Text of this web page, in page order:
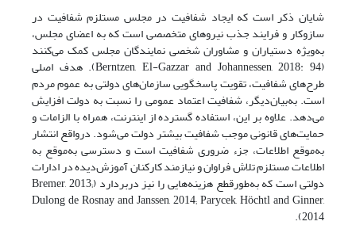
شایان‌ ذکر است که ایجاد شفافیت در مجلس مستلزم شفافیت در
سازوکار و فرایند جذب نیروهای متخصصی است که به اعضای مجلس،
به‌ویژه دستیاران و مشاوران شخصی نمایندگان مجلس کمک می‌کنند
(Berntzen, El-Gazzar and Johannessen, 2018: 94). هدف اصلی
طرح‌های شفافیت، تقویت پاسخگویی سازمان‌های دولتی به عموم مردم
است. به‌بیان‌دیگر، شفافیت اعتماد عمومی را نسبت به دولت افزایش
می‌دهد. علاوه بر این، استفاده گسترده از اینترنت، همراه با الزامات و
حمایت‌های قانونی موجب شفافیت بیشتر دولت می‌شود. درواقع انتشار
به‌موقع اطلاعات، جزء ضروری شفافیت است و دسترسی به‌موقع به
اطلاعات مستلزم تلاش فراوان و نیازمند کارکنان آموزش‌دیده در ادارات
دولتی است که به‌طور‌قطع هزینه‌هایی را نیز در‌بر‌دارد (Bremer, 2013;
Dulong de Rosnay and Janssen, 2014; Parycek, Höchtl and Ginner,
2014).